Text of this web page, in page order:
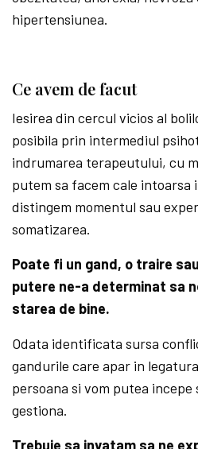
hipertensiunea.
Ce avem de facut
Iesirea din cercul vicios al
posibila prin intermediul
indrumarea terapeutului, cu
putem sa facem cale intoarsa
distingem momentul sau
somatizarea.
Poate fi un gand, o traire
putere ne-a determinat sa
starea de bine.
Odata identificata sursa
gandurile care apar in
persoana si vom putea
gestiona.
Trebuie sa invatam sa ne